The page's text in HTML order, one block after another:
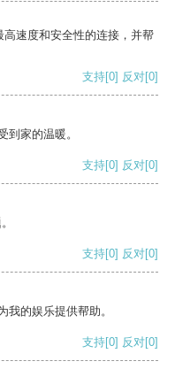
速度和安全性的连接，并帮
支持[0] 反对[0]
到家的温暖。
支持[0] 反对[0]
支持[0] 反对[0]
我的娱乐提供帮助。
支持[0] 反对[0]